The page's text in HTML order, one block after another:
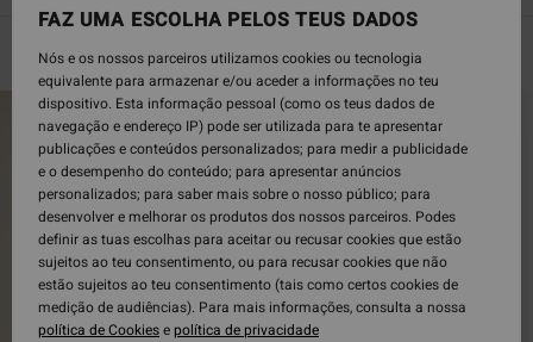
Filtrar e Ordenar 441
Avançar
procurar
critérios
filtragem
Avançar
ordenar
FAZ UMA ESCOLHA PELOS TEUS DADOS
Nós e os nossos parceiros utilizamos cookies ou tecnologia
equivalente para armazenar e/ou aceder a informações no teu
dispositivo. Esta informação pessoal (como os teus dados de
navegação e endereço IP) pode ser utilizada para te apresentar
publicações e conteúdos personalizados; para medir a publicidade
e o desempenho do conteúdo; para apresentar anúncios
personalizados; para saber mais sobre o nosso público; para
desenvolver e melhorar os produtos dos nossos parceiros. Podes
definir as tuas escolhas para aceitar ou recusar cookies que estão
sujeitos ao teu consentimento, ou para recusar cookies que não
estão sujeitos ao teu consentimento (tais como certos cookies de
medição de audiências). Para mais informações, consulta a nossa
política de Cookiesepolítica de privacidade